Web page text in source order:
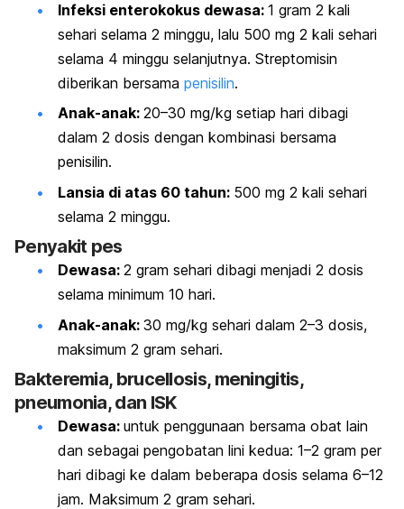
Infeksi enterokokus dewasa: 1 gram 2 kali
sehari selama 2 minggu, lalu 500 mg 2 kali sehari
selama 4 minggu selanjutnya. Streptomisin
diberikan bersama penisilin.
Anak-anak: 20–30 mg/kg setiap hari dibagi
dalam 2 dosis dengan kombinasi bersama
penisilin.
Lansia di atas 60 tahun: 500 mg 2 kali sehari
selama 2 minggu.
Penyakit pes
Dewasa: 2 gram sehari dibagi menjadi 2 dosis
selama minimum 10 hari.
Anak-anak: 30 mg/kg sehari dalam 2–3 dosis,
maksimum 2 gram sehari.
Bakteremia, brucellosis, meningitis,
pneumonia, dan ISK
Dewasa: untuk penggunaan bersama obat lain
dan sebagai pengobatan lini kedua: 1–2 gram per
hari dibagi ke dalam beberapa dosis selama 6–12
jam. Maksimum 2 gram sehari.